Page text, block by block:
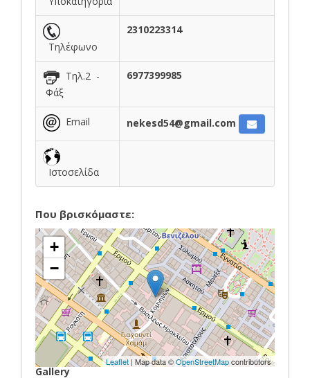
Τηλέφωνο
2310223314
Τηλ.2 -
Φάξ
6977399985
Email nekesd54@gmail.com
Ιστοσελίδα
Που βρισκόμαστε:
+
−
Leaflet | Map data ©OpenStreetMapcontributors
Gallery